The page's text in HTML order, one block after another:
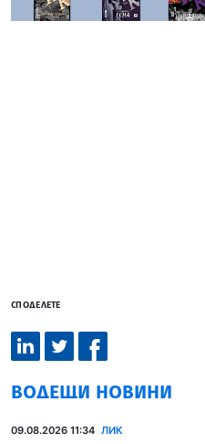
СПОДЕЛЕТЕ
ВОДЕЩИ НОВИНИ
09.08.2026 11:34 ЛИК